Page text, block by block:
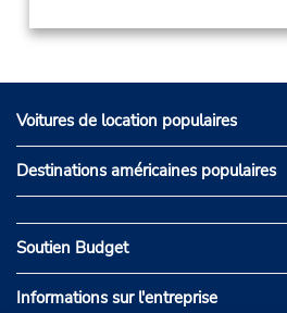
Voitures de location populaires
Destinations américaines populaires
Soutien Budget
Informations sur l'entreprise